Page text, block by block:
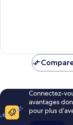
Connectez-
avantages
pour plus